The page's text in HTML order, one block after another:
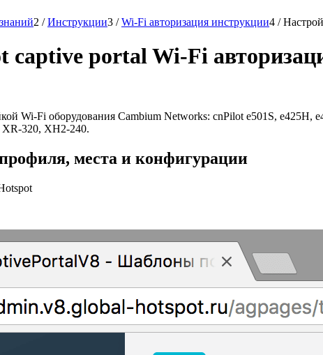
2 / Инструкции3 / Wi-Fi авторизация инструкции4 /
captive portal Wi-Fi
Wi-Fi оборудования Cambium Networks: cnPilot e501S,
320, XH2-240.
места и конфигурации